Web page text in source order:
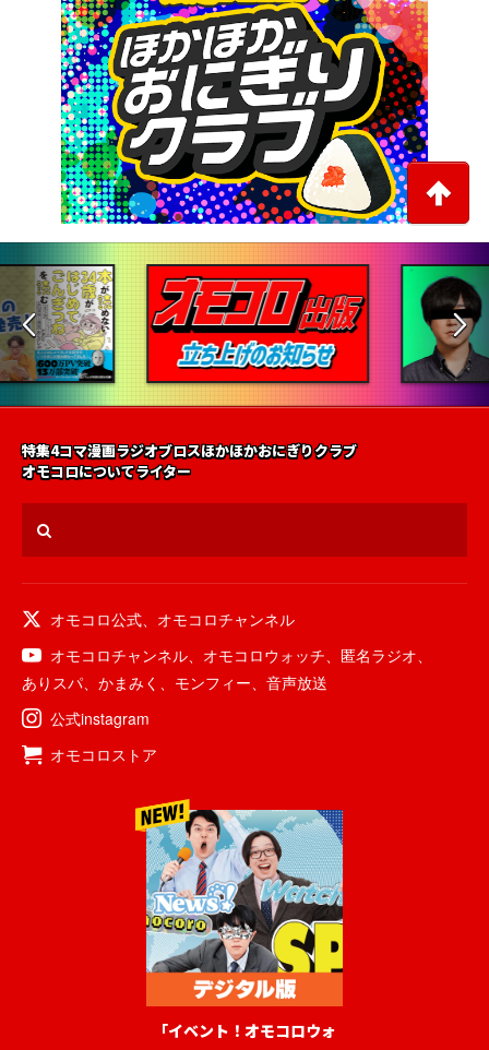
特集4コマ漫画ラジオブロスほかほかおにぎりクラブ
オモコロについてライター
オモコロ公式
オモコロチャンネル
オモコロチャンネル
オモコロウォッチ 匿名ラジオ
ありスパ
かまみく モンフィー
音声放送
公式instagram
オモコロストア
「イベント！オモコロウォ